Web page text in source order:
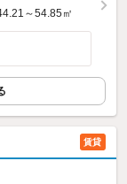
～54.85㎡
賃貸